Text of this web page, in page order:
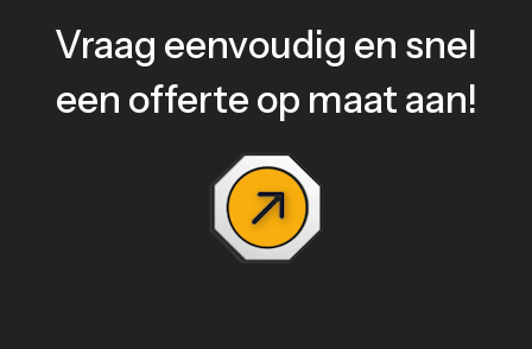
Vraag eenvoudig en snel
een offerte op maat aan!